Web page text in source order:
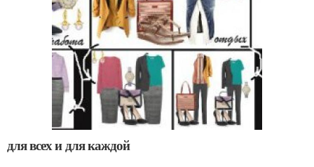
для всех и для каждой